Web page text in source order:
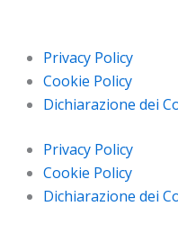
Privacy Policy
Cookie Policy
Dichiarazione dei
Privacy Policy
Cookie Policy
Dichiarazione dei